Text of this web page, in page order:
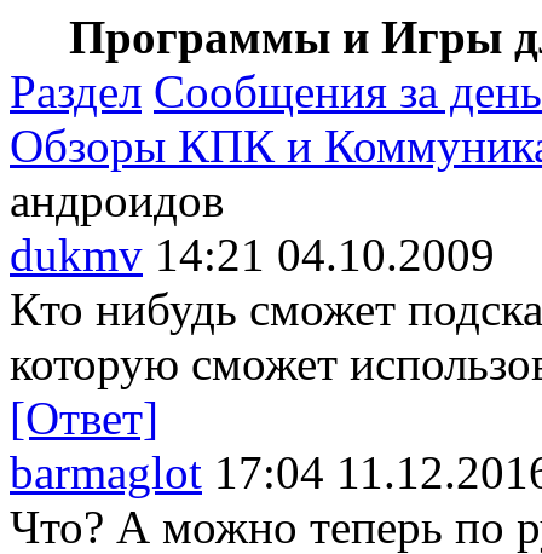
Программы и Игры
Раздел Сообщения за день
Обзоры КПК и
андроидов
dukmv 14:21 04.10.2009
Кто нибудь сможет
которую сможет
[Ответ]
barmaglot 17:04
Что? А можно теперь по